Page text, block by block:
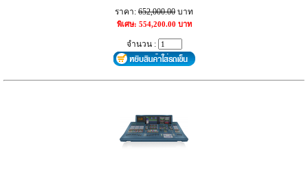
ราคา: 652,000.00 บาท
พิเศษ: 554,200.00 บาท
จำนวน :